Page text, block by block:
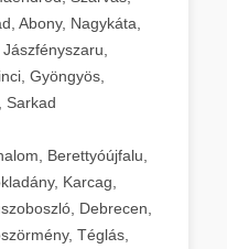
Abony, Nagykáta,
Gyöngyös,
Sarkad
Berettyóújfalu,
Karcag,
Debrecen,
Téglás,